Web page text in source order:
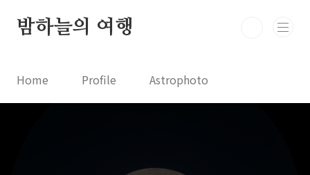
밤하늘의 여행
Home Profile Astrophoto